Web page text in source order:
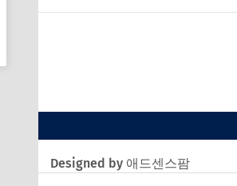
Designed by 애드센스팜